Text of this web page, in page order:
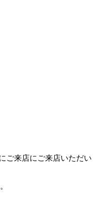
ご来店にご来店いただい